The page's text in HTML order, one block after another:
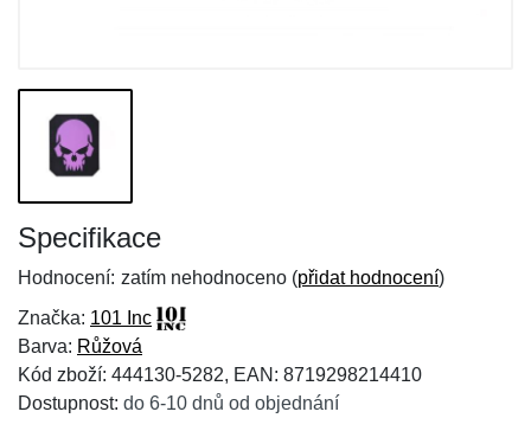
Specifikace
Hodnocení: zatím nehodnoceno (přidat hodnocení)
Značka: 101 Inc
Barva: Růžová
Kód zboží: 444130-5282, EAN: 8719298214410
Dostupnost: do 6-10 dnů od objednání